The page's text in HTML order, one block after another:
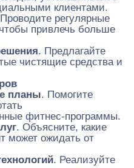
клиентами.
регулярные
привлечь больше
. Предлагайте
чистящие средства и
планы. Помогите
фитнес-программы.
. Объясните, какие
может ожидать от
. Реализуйте